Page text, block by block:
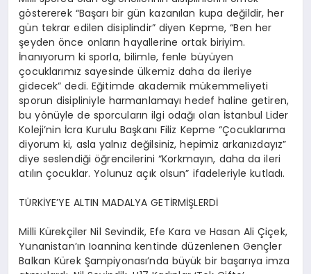
göstererek “Başarı bir gün kazanılan kupa değildir, her
gün tekrar edilen disiplindir” diyen Kepme, “Ben her
şeyden önce onların hayallerine ortak biriyim.
İnanıyorum ki sporla, bilimle, fenle büyüyen
çocuklarımız sayesinde ülkemiz daha da ileriye
gidecek” dedi. Eğitimde akademik mükemmeliyeti
sporun disipliniyle harmanlamayı hedef haline getiren,
bu yönüyle de sporcuların ilgi odağı olan İstanbul Lider
Koleji’nin İcra Kurulu Başkanı Filiz Kepme “Çocuklarıma
diyorum ki, asla yalnız değilsiniz, hepimiz arkanızdayız”
diye seslendiği öğrencilerini “Korkmayın, daha da ileri
atılın çocuklar. Yolunuz açık olsun” ifadeleriyle kutladı.
TÜRKİYE’YE ALTIN MADALYA GETİRMİŞLERDİ
Milli Kürekçiler Nil Sevindik, Efe Kara ve Hasan Ali Çiçek,
Yunanistan’ın Ioannina kentinde düzenlenen Gençler
Balkan Kürek Şampiyonası’nda büyük bir başarıya imza